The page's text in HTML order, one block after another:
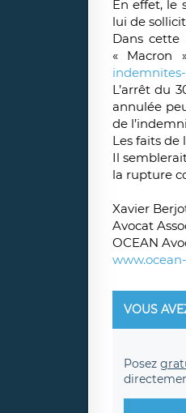
En effet, le
lui de
Dans
« Macron
L’arrêt du
annulée
de
Les faits de
Il
la rupture
Xavier
Avocat
OCEAN
VOUS
Posez